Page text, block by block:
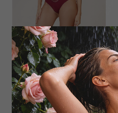
Трусы слип
6 000₽ 2 250₽
Выбрать размер